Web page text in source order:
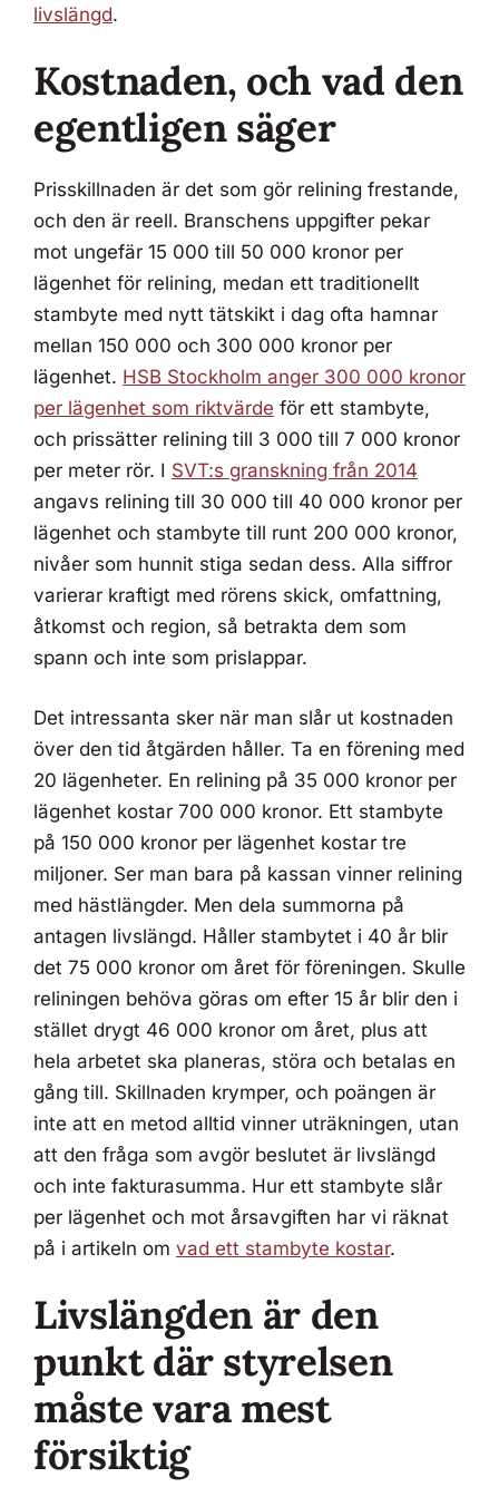
livslängd.
Kostnaden, och vad den
egentligen säger
Prisskillnaden är det som gör relining frestande,
och den är reell. Branschens uppgifter pekar
mot ungefär 15 000 till 50 000 kronor per
lägenhet för relining, medan ett traditionellt
stambyte med nytt tätskikt i dag ofta hamnar
mellan 150 000 och 300 000 kronor per
lägenhet. HSB Stockholm anger 300 000 kronor
per lägenhet som riktvärde för ett stambyte,
och prissätter relining till 3 000 till 7 000 kronor
per meter rör. I SVT:s granskning från 2014
angavs relining till 30 000 till 40 000 kronor per
lägenhet och stambyte till runt 200 000 kronor,
nivåer som hunnit stiga sedan dess. Alla siffror
varierar kraftigt med rörens skick, omfattning,
åtkomst och region, så betrakta dem som
spann och inte som prislappar.
Det intressanta sker när man slår ut kostnaden
över den tid åtgärden håller. Ta en förening med
20 lägenheter. En relining på 35 000 kronor per
lägenhet kostar 700 000 kronor. Ett stambyte
på 150 000 kronor per lägenhet kostar tre
miljoner. Ser man bara på kassan vinner relining
med hästlängder. Men dela summorna på
antagen livslängd. Håller stambytet i 40 år blir
det 75 000 kronor om året för föreningen. Skulle
reliningen behöva göras om efter 15 år blir den i
stället drygt 46 000 kronor om året, plus att
hela arbetet ska planeras, störa och betalas en
gång till. Skillnaden krymper, och poängen är
inte att en metod alltid vinner uträkningen, utan
att den fråga som avgör beslutet är livslängd
och inte fakturasumma. Hur ett stambyte slår
per lägenhet och mot årsavgiften har vi räknat
på i artikeln om vad ett stambyte kostar.
Livslängden är den
punkt där styrelsen
måste vara mest
försiktig